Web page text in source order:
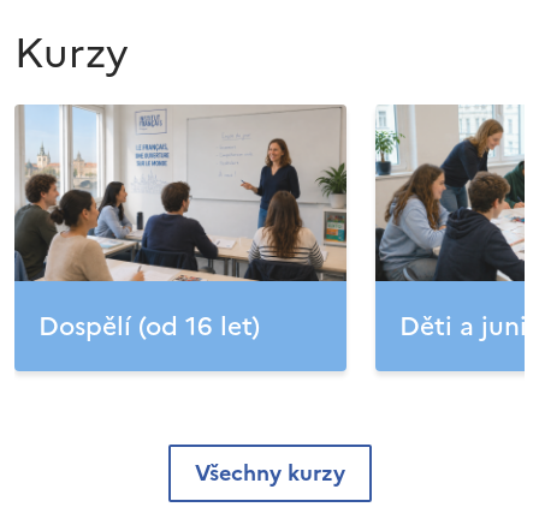
Kurzy
Dospělí (od 16 let) Děti a
Všechny kurzy